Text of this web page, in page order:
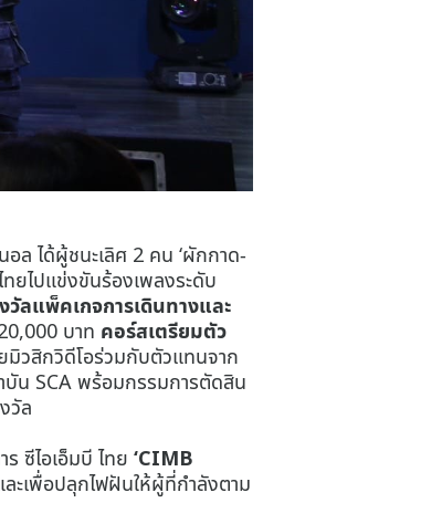
ล ได้ผู้ชนะเลิศ 2 คน ‘ผักกาด-
ยไปแข่งขันร้องเพลงระดับ
วัลแพ็คเกจการเดินทางและ
บาท คอร์สเตรียมตัว
มิวสิกวิดีโอร่วมกับตัวแทนจาก
บัน SCA พร้อมกรรมการตัดสิน
วัล
ซีไอเอ็มบี ไทย ‘CIMB
ะเพื่อปลุกไฟฝันให้ผู้ที่กำลังตาม